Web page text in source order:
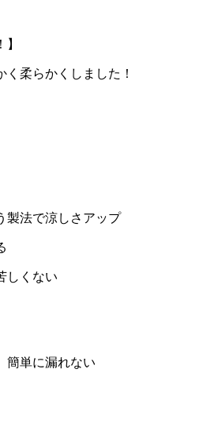
く柔らかくしました！
製法で涼しさアップ
しくない
簡単に漏れない